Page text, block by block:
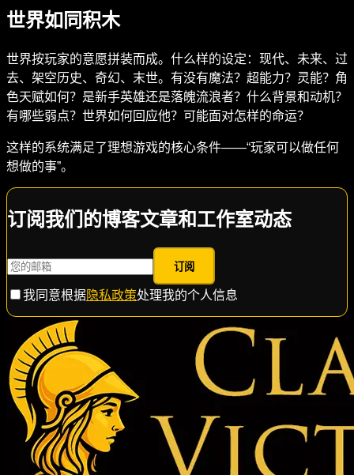
世界如同积木
世界按玩家的意愿拼装而成。什么样的设定：现代、未来、过
去、架空历史、奇幻、末世。有没有魔法？超能力？灵能？角
色天赋如何？是新手英雄还是落魄流浪者？什么背景和动机？
有哪些弱点？世界如何回应他？可能面对怎样的命运？
这样的系统满足了理想游戏的核心条件——“玩家可以做任何
想做的事”。
订阅我们的博客文章和工作室动态
订阅
我同意根据隐私政策处理我的个人信息